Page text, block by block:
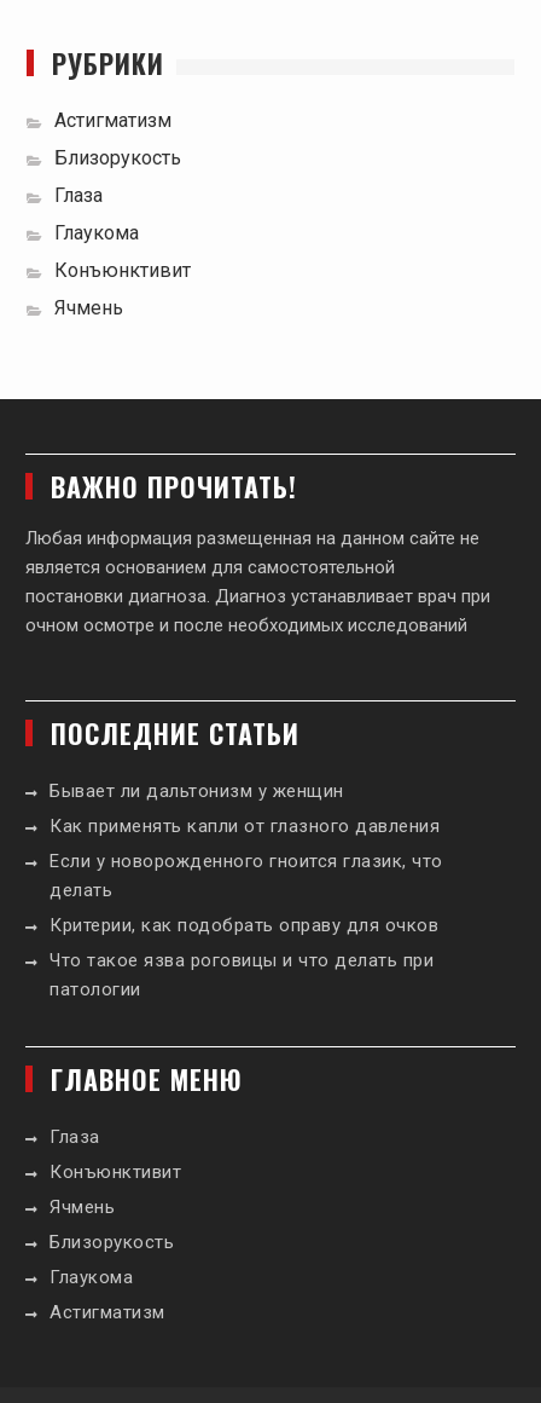
РУБРИКИ
Астигматизм
Близорукость
Глаза
Глаукома
Конъюнктивит
Ячмень
ВАЖНО ПРОЧИТАТЬ!
Любая информация размещенная на данном сайте не
является основанием для самостоятельной
постановки диагноза. Диагноз устанавливает врач при
очном осмотре и после необходимых исследований
ПОСЛЕДНИЕ СТАТЬИ
Бывает ли дальтонизм у женщин
Как применять капли от глазного давления
Если у новорожденного гноится глазик, что
делать
Критерии, как подобрать оправу для очков
Что такое язва роговицы и что делать при
патологии
ГЛАВНОЕ МЕНЮ
Глаза
Конъюнктивит
Ячмень
Близорукость
Глаукома
Астигматизм